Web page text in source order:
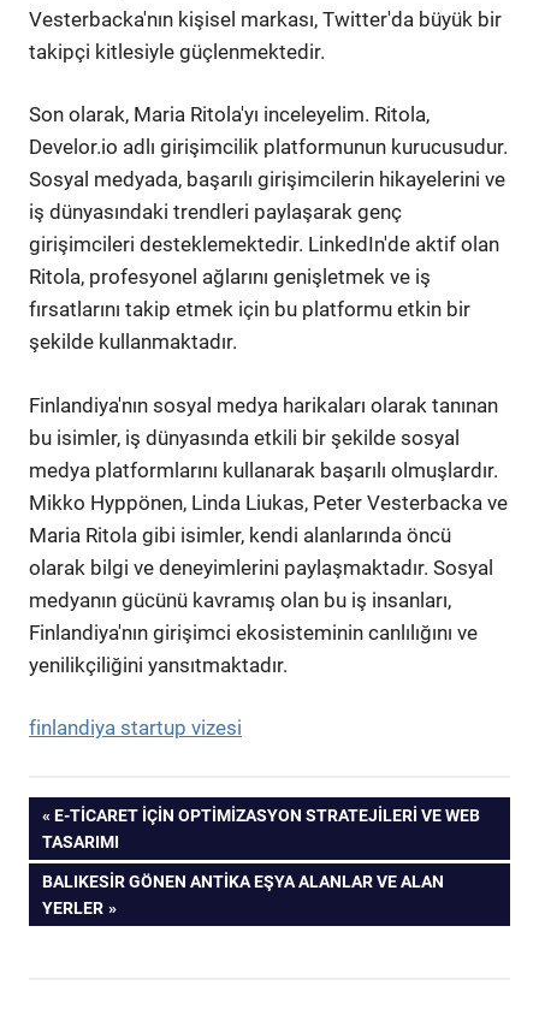
Vesterbacka'nın kişisel markası, Twitter'da büyük bir
takipçi kitlesiyle güçlenmektedir.
Son olarak, Maria Ritola'yı inceleyelim. Ritola,
Develor.io adlı girişimcilik platformunun kurucusudur.
Sosyal medyada, başarılı girişimcilerin hikayelerini ve
iş dünyasındaki trendleri paylaşarak genç
girişimcileri desteklemektedir. LinkedIn'de aktif olan
Ritola, profesyonel ağlarını genişletmek ve iş
fırsatlarını takip etmek için bu platformu etkin bir
şekilde kullanmaktadır.
Finlandiya'nın sosyal medya harikaları olarak tanınan
bu isimler, iş dünyasında etkili bir şekilde sosyal
medya platformlarını kullanarak başarılı olmuşlardır.
Mikko Hyppönen, Linda Liukas, Peter Vesterbacka ve
Maria Ritola gibi isimler, kendi alanlarında öncü
olarak bilgi ve deneyimlerini paylaşmaktadır. Sosyal
medyanın gücünü kavramış olan bu iş insanları,
Finlandiya'nın girişimci ekosisteminin canlılığını ve
yenilikçiliğini yansıtmaktadır.
finlandiya startup vizesi
Yazı
gezinmesi
PREVIOUS
POST:
E-TICARET İÇIN OPTIMIZASYON STRATEJILERI VE WEB
TASARIMI
NEXT
POST:
BALIKESIR GÖNEN ANTIKA EŞYA ALANLAR VE ALAN
YERLER